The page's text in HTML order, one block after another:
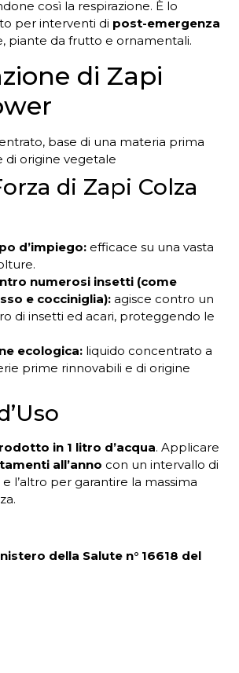
così la respirazione. È lo
per interventi di post-emergenza
piante da frutto e ornamentali.
di Zapi
base di una materia prima
di origine vegetale
di Zapi Colza
d’impiego: efficace su una vasta
numerosi insetti (come
e cocciniglia): agisce contro un
di insetti ed acari, proteggendo le
ecologica: liquido concentrato a
prime rinnovabili e di origine
in 1 litro d’acqua. Applicare
all’anno con un intervallo di
l’altro per garantire la massima
della Salute n° 16618 del